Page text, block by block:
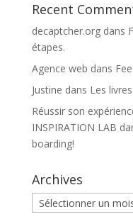
Recent
decaptcher.orgdans
étapes.
Agence web dans
Justine dans Les
Réussir son
INSPIRATION LAB
boarding!
Archives
Archives